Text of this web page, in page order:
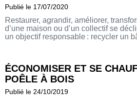
Publié le 17/07/2020
Restaurer, agrandir, améliorer,
d’une maison ou d’un collectif se
un objectif responsable : recycler un
ÉCONOMISER ET SE
POÊLE À BOIS
Publié le 24/10/2019